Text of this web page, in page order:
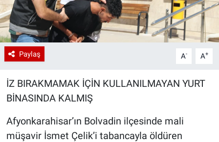
Paylaş A- A+
İZ BIRAKMAMAK İÇİN KULLANILMAYAN YURT
BİNASINDA KALMIŞ
Afyonkarahisar’ın Bolvadin ilçesinde mali
müşavir İsmet Çelik’i tabancayla öldüren